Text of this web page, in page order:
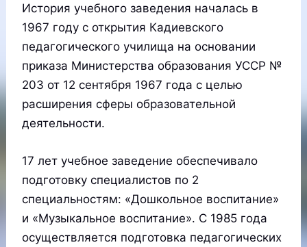
История учебного заведения началась в
1967 году с открытия Кадиевского
педагогического училища на основании
приказа Министерства образования УССР №
203 от 12 сентября 1967 года с целью
расширения сферы образовательной
деятельности.
17 лет учебное заведение обеспечивало
подготовку специалистов по 2
специальностям: «Дошкольное воспитание»
и «Музыкальное воспитание». С 1985 года
осуществляется подготовка педагогических